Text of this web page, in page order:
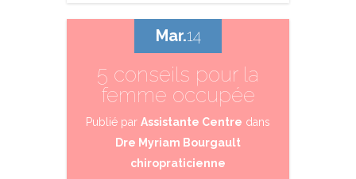
5 conseils pour la
femme occupée
Publié par Assistante Centre dans
Dre Myriam Bourgault
chiropraticienne
Mar.14